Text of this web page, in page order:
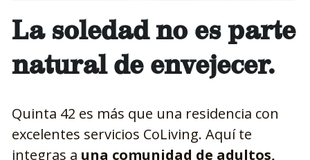
La soledad no es parte
natural de envejecer.
Quinta 42 es más que una residencia con
excelentes servicios CoLiving. Aquí te
integras a una comunidad de adultos,